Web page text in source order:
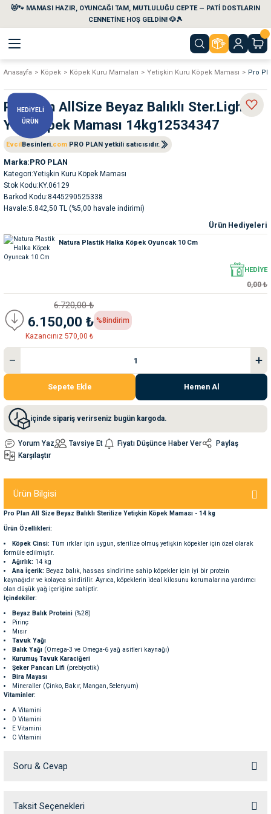
😻🐾 MAMASI HAZIR, OYUNCAĞI TAM, MUTLULUĞU CEPTE — PATİ DOSTLARIN
CENNETİNE HOŞ GELDİN! 🐶🎾
Geri Dön
Temizlik
Ek Besinler
Kapları
Geri Dön
Temizlik Ürünleri
Kabları
Kemikleri
Ek Besinleri
Geri Dön
Geri Dön
Geri Dön
Geri Dön
Anasayfa Köpek Köpek Kuru Mamaları Yetişkin Kuru Köpek Maması Pro
HEDİYELİ
ÜRÜN
Pro Plan AllSize Beyaz Balıklı Ster.Light
Yet. Köpek Maması 14kg12534347
EvcilBesinleri.com PRO PLAN yetkili satıcısıdır.
Marka PRO PLAN
Kategori Yetişkin Kuru Köpek Maması
Stok Kodu KY.06129
Barkod Kodu 8445290525338
Havale 5.842,50 TL (%5,00 havale indirimi)
Ürün Hediyeleri
Natura Plastik Halka Köpek Oyuncak 10 Cm
HEDİYE
0,00 ₺
6.720,00 ₺
6.150,00 ₺
Kazancınız 570,00 ₺
%8indirim
Sepete Ekle Hemen Al
içinde sipariş verirseniz bugün kargoda.
Yorum Yaz Tavsiye Et Fiyatı Düşünce Haber Ver
Paylaş
Karşılaştır
Ürün Bilgisi
Pro Plan All Size Beyaz Balıklı Sterilize Yetişkin Köpek Maması - 14 kg
Ürün Özellikleri:
Köpek Cinsi: Tüm ırklar için uygun, sterilize olmuş yetişkin köpekler için özel olarak
formüle edilmiştir.
Ağırlık: 14 kg
Ana İçerik: Beyaz balık, hassas sindirime sahip köpekler için iyi bir protein
kaynağıdır ve kolayca sindirilir. Ayrıca, köpeklerin ideal kilosunu korumalarına yardımcı
olan düşük yağ içeriğine sahiptir.
İçindekiler:
Beyaz Balık Proteini (%28)
Pirinç
Mısır
Tavuk Yağı
Balık Yağı (Omega-3 ve Omega-6 yağ asitleri kaynağı)
Kurumuş Tavuk Karaciğeri
Şeker Pancarı Lifi (prebiyotik)
Bira Mayası
Mineraller (Çinko, Bakır, Mangan, Selenyum)
Vitaminler:
A Vitamini
D Vitamini
E Vitamini
C Vitamini
Kolin
Fosfor
Soru & Cevap
Ürün hakkında henüz soru sorulmamış.
Taksit Seçenekleri